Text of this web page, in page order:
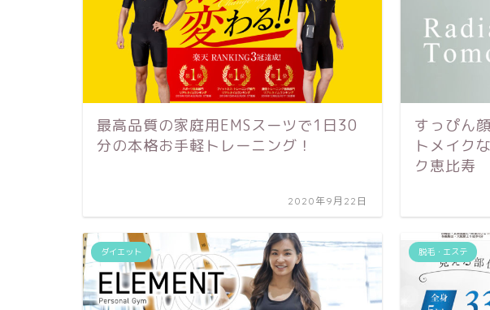
最高品質の家庭用EMSスーツで1日30
分の本格お手軽トレーニング！
2020年9月22日
すっぴん
トメイク
ク恵比寿
ダイエット 脱毛・エステ